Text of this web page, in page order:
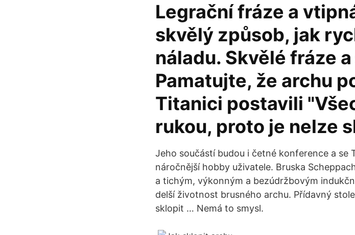
Legrační fráze a
skvělý způsob, jak
náladu. Skvělé fráze
Pamatujte, že archu
Titanici postavili
rukou, proto je nelze
Jeho součástí budou i četné konference a se
náročnější hobby uživatele. Bruska
a tichým, výkonným a bezúdržbovým
delší životnost brusného archu. Přídavný
sklopit … Nemá to smysl.